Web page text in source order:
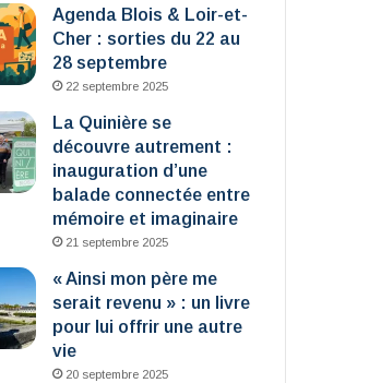
Agenda Blois & Loir-et-
Cher : sorties du 22 au
28 septembre
22 septembre 2025
La Quinière se
découvre autrement :
inauguration d’une
balade connectée entre
mémoire et imaginaire
21 septembre 2025
« Ainsi mon père me
serait revenu » : un livre
pour lui offrir une autre
vie
20 septembre 2025